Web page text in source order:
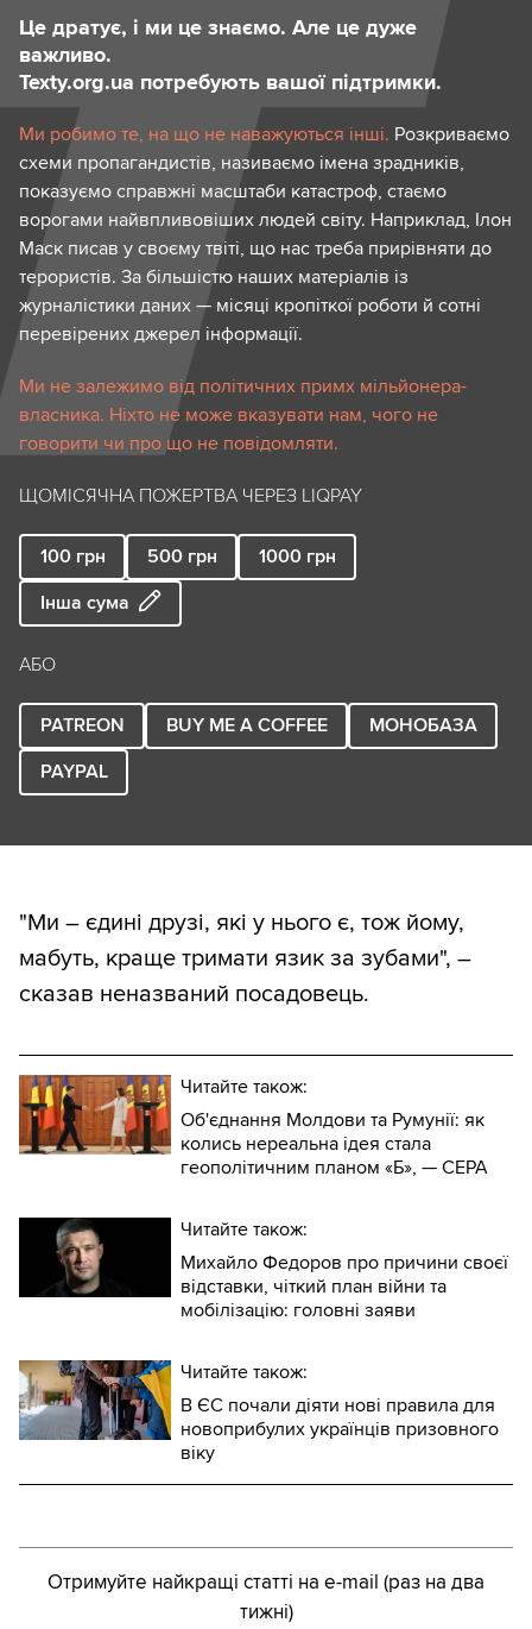
Це дратує, і ми це знаємо. Але це дуже
важливо.
Texty.org.ua потребують вашої підтримки.
Ми робимо те, на що не наважуються інші. Розкриваємо
схеми пропагандистів, називаємо імена зрадників,
показуємо справжні масштаби катастроф, стаємо
ворогами найвпливовіших людей світу. Наприклад, Ілон
Маск писав у своєму твіті, що нас треба прирівняти до
терористів. За більшістю наших матеріалів із
журналістики даних — місяці кропіткої роботи й сотні
перевірених джерел інформації.
Ми не залежимо від політичних примх мільйонера-
власника. Ніхто не може вказувати нам, чого не
говорити чи про що не повідомляти.
ЩОМІСЯЧНА ПОЖЕРТВА ЧЕРЕЗ LIQPAY
100 грн 500 грн 1000 грн
Інша сума
АБО
PATREON BUY ME A COFFEE
МОНОБАЗА
PAYPAL
"Ми – єдині друзі, які у нього є, тож йому,
мабуть, краще тримати язик за зубами", –
сказав неназваний посадовець.
Читайте також:
Об'єднання Молдови та Румунії: як
колись нереальна ідея стала
геополітичним планом «Б», — CEPA
Читайте також:
Михайло Федоров про причини своєї
відставки, чіткий план війни та
мобілізацію: головні заяви
Читайте також:
В ЄС почали діяти нові правила для
новоприбулих українців призовного
віку
Отримуйте найкращі статті на e-mail (раз на два
тижні)